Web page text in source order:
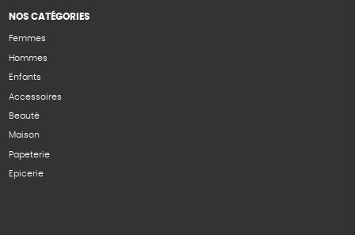
NOS CATÉGORIES
Femmes
Hommes
Enfants
Accessoires
Beauté
Maison
Papeterie
Epicerie